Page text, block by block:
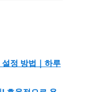
정 방법｜하루